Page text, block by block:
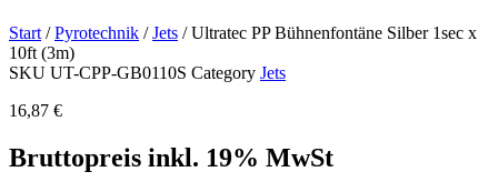
Start /Pyrotechnik /Jets / Ultratec PP Bühnenfontäne Silber 1sec x
10ft (3m)
SKU UT-CPP-GB0110S Category Jets
16,87 €
Bruttopreis inkl. 19% MwSt